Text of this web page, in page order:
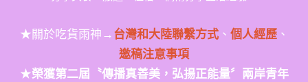
★關於吃貨雨神→台灣和大陸聯繫方式、 個人經歷、
邀稿注意事項
★榮獲第二屆〝傳播真善美，弘揚正能量〞兩岸青年